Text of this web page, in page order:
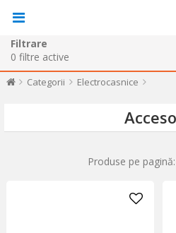
Filtrare
0 filtre active
Categorii Electrocasnice
Produse pe pagină: